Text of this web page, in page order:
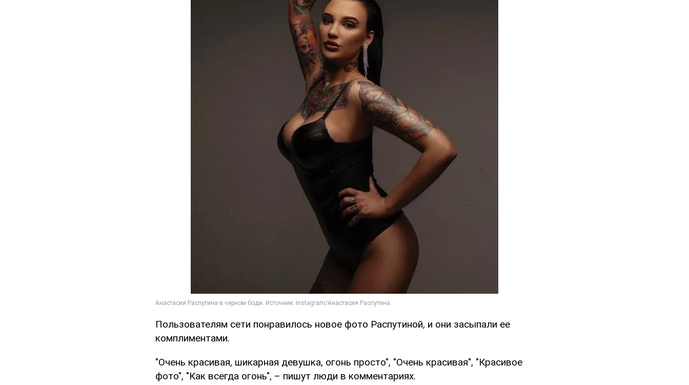
Пользователям сети понравилось новое фото Распутиной, и они засыпали ее
комплиментами.
"Очень красивая, шикарная девушка, огонь просто", "Очень красивая", "Красивое
фото", "Как всегда огонь", – пишут люди в комментариях.